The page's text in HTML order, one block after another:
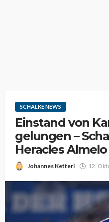
SCHALKE NEWS
Einstand von
gelungen –
Heracles Almelo
Johannes Ketterl 12.